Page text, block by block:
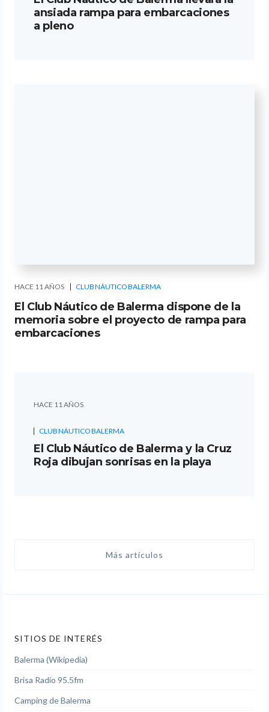
ansiada rampa para embarcaciones
a pleno
HACE 11 AÑOS CLUB NÁUTICO BALERMA
El Club Náutico de Balerma dispone de la
memoria sobre el proyecto de rampa para
embarcaciones
HACE 11 AÑOS
CLUB NÁUTICO BALERMA
El Club Náutico de Balerma y la Cruz
Roja dibujan sonrisas en la playa
Más artículos
SITIOS DE INTERÉS
Balerma (Wikipedia)
Brisa Radio 95.5fm
Camping de Balerma